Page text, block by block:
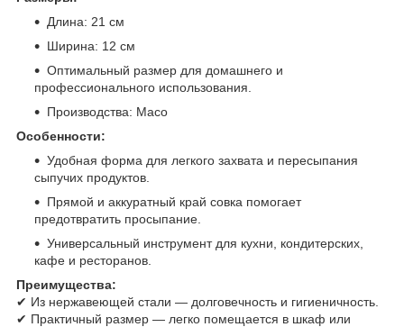
Длина: 21 см
Ширина: 12 см
Оптимальный размер для домашнего и
профессионального использования.
Производства: Масо
Особенности:
Удобная форма для легкого захвата и пересыпания
сыпучих продуктов.
Прямой и аккуратный край совка помогает
предотвратить просыпание.
Универсальный инструмент для кухни, кондитерских,
кафе и ресторанов.
Преимущества:
✔ Из нержавеющей стали — долговечность и гигиеничность.
✔ Практичный размер — легко помещается в шкаф или